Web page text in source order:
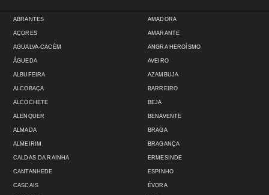
ABRANTES
AÇORES
AGUALVA-CACÉM
ÁGUEDA
ALBUFEIRA
ALCOBAÇA
ALCOCHETE
ALENQUER
ALMADA
ALMEIRIM
AMADORA
AMARANTE
ANGRA HEROÍSMO
AVEIRO
AZAMBUJA
BARREIRO
BEJA
BENAVENTE
BRAGA
BRAGANÇA
CALDAS DA RAINHA
CANTANHEDE
CASCAIS
ERMESINDE
ESPINHO
ÉVORA